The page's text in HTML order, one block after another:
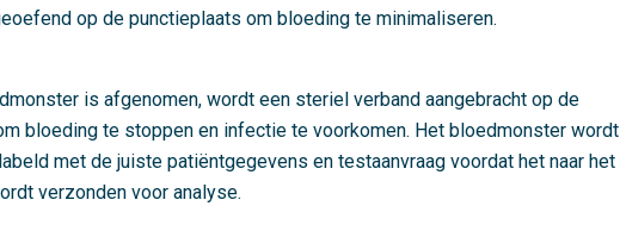
op de punctieplaats om bloeding te minimaliseren.
is afgenomen, wordt een steriel verband aangebracht op de
bloeding te stoppen en infectie te voorkomen. Het bloedmonster wordt
met de juiste patiëntgegevens en testaanvraag voordat het naar het
verzonden voor analyse.